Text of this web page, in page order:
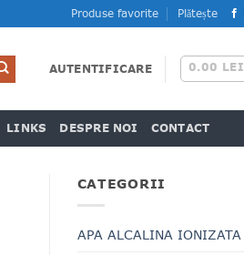
Produse favorite Plătește
AUTENTIFICARE 0.00 LEI
LINKS DESPRE NOI CONTACT
CATEGORII
APA ALCALINA IONIZATA